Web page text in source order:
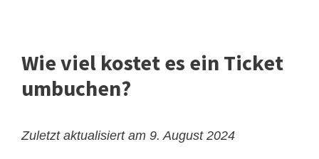
Wie viel kostet es ein Ticket
umbuchen?
Zuletzt aktualisiert am 9. August 2024